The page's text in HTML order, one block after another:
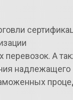
А
надлежащего